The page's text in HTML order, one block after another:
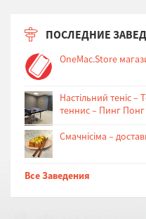
ПОСЛЕДНИЕ
OneMac.Store
Настільний теніс
теннис – Пинг Понг
Cмачнісіма –
Все Заведения